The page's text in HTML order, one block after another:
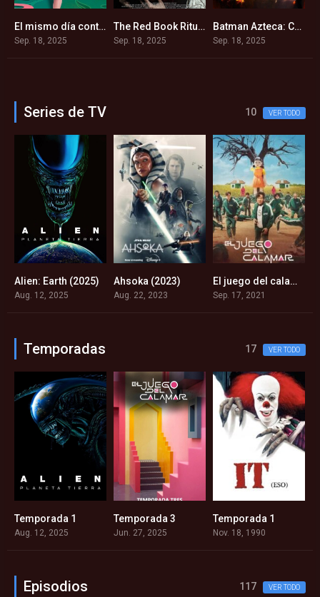
5.4El mismo día contigo (2025)
Sep. 18, 2025
5.1The Red Book Ritual: Gates of Hell (2025)
Sep. 18, 2025
5.3Batman Azteca: Choque de imperios (2025)
Sep. 18, 2025
Series de TV 10 VER TODO
7.738
Alien: Earth (2025)
Aug. 12, 2025
Ahsoka (2023)
Aug. 22, 2023
7.8
El juego del calamar (2021)
Sep. 17, 2021
Temporadas 17 VER TODO
Temporada 1
Aug. 12, 2025
Temporada 3
Jun. 27, 2025
Temporada 1
Nov. 18, 1990
Episodios 117 VER TODO